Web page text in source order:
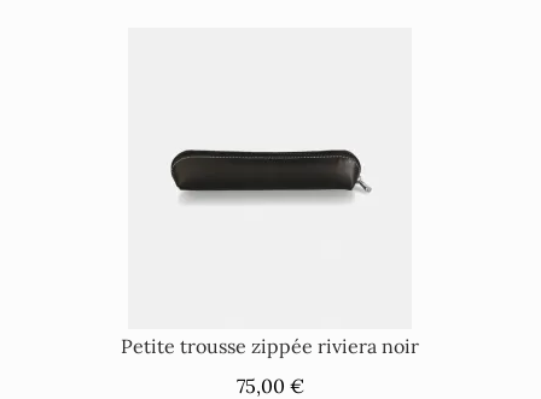
Petite trousse zippée riviera noir
75,00 €